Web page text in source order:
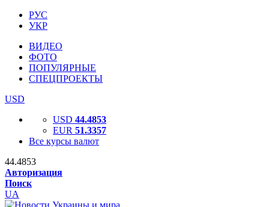
РУС
УКР
ВИДЕО
ФОТО
ПОПУЛЯРНЫЕ
СПЕЦПРОЕКТЫ
USD
USD 44.4853
EUR 51.3357
Все курсы валют
44.4853
Авторизация
Поиск
UA